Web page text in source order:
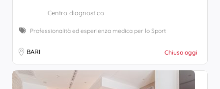
Centro diagnostico
Professionalità ed esperienza medica per lo Sport
BARI Chiuso oggi